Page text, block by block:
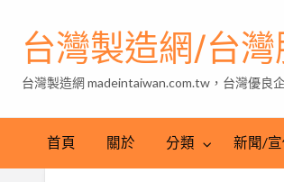
台灣製造網/台灣
台灣製造網 madeintaiwan.com.tw，台灣優良
首頁 關於 分類 新聞/宣